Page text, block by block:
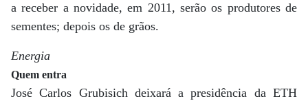
a receber a novidade, em 2011, serão os produtores de
sementes; depois os de grãos.
Energia
Quem entra
José Carlos Grubisich deixará a presidência da ETH